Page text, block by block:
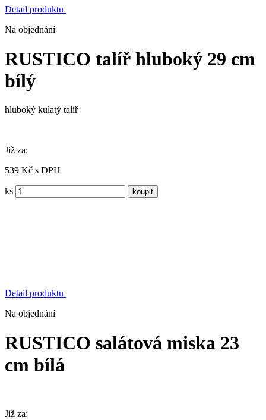
Detail produktu
Na objednání
RUSTICO talíř hluboký 29 cm
bílý
hluboký kulatý talíř
Již za:
539 Kč s DPH
ks
Detail produktu
Na objednání
RUSTICO salátová miska 23
cm bílá
Již za: